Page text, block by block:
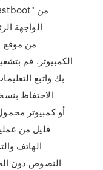
الواجهة
الكمبيوتر. قم
بك واتبع
الاحتفاظ
قليل من
الهاتف
النصوص دون